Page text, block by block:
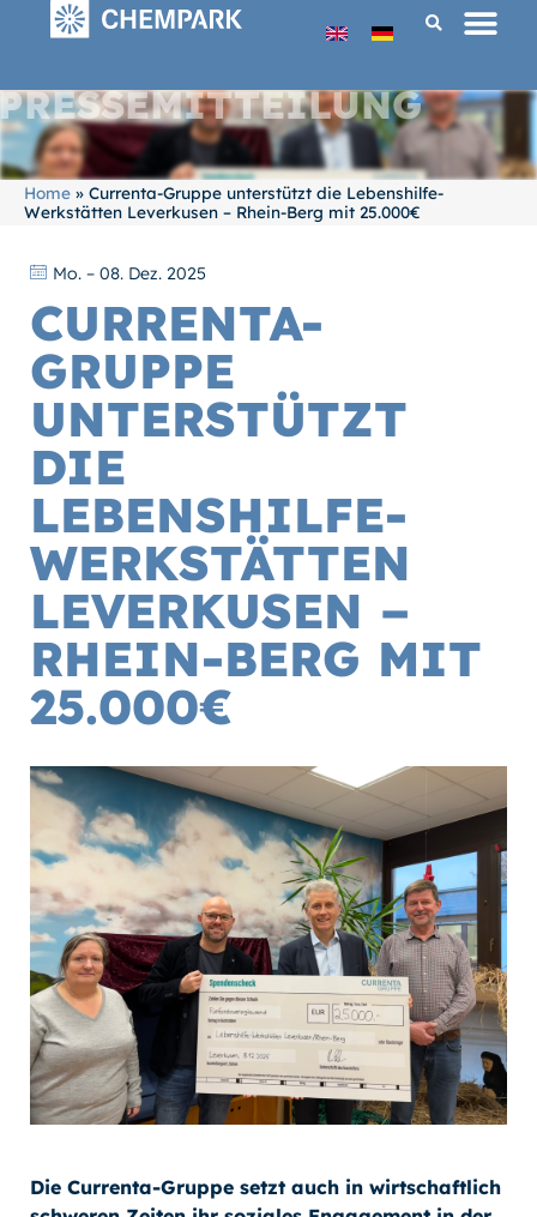
Home » Currenta-Gruppe unterstützt die Lebenshilfe-
Werkstätten Leverkusen – Rhein-Berg mit 25.000€
Mo. – 08. Dez. 2025
CURRENTA-
GRUPPE
UNTERSTÜTZT
DIE
LEBENSHILFE-
WERKSTÄTTEN
LEVERKUSEN –
RHEIN-BERG MIT
25.000€
Die Currenta-Gruppe setzt auch in wirtschaftlich